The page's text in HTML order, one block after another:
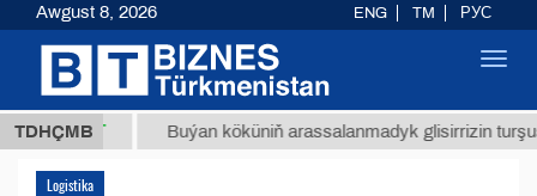
TDHÇMB
ТМТ Buýan köküniň arassalanmadyk glisirrizin turşusy (t.)
Logistika
Awgust 8, 2026 ENG TM РУС